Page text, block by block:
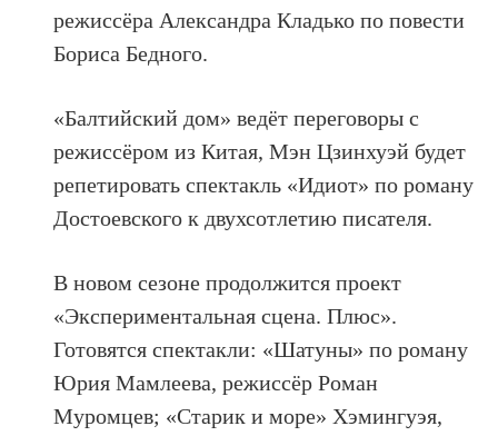
режиссёра Александра Кладько по повести
Бориса Бедного.
«Балтийский дом» ведёт переговоры с
режиссёром из Китая, Мэн Цзинхуэй будет
репетировать спектакль «Идиот» по роману
Достоевского к двухсотлетию писателя.
В новом сезоне продолжится проект
«Экспериментальная сцена. Плюс».
Готовятся спектакли: «Шатуны» по роману
Юрия Мамлеева, режиссёр Роман
Муромцев; «Старик и море» Хэмингуэя,